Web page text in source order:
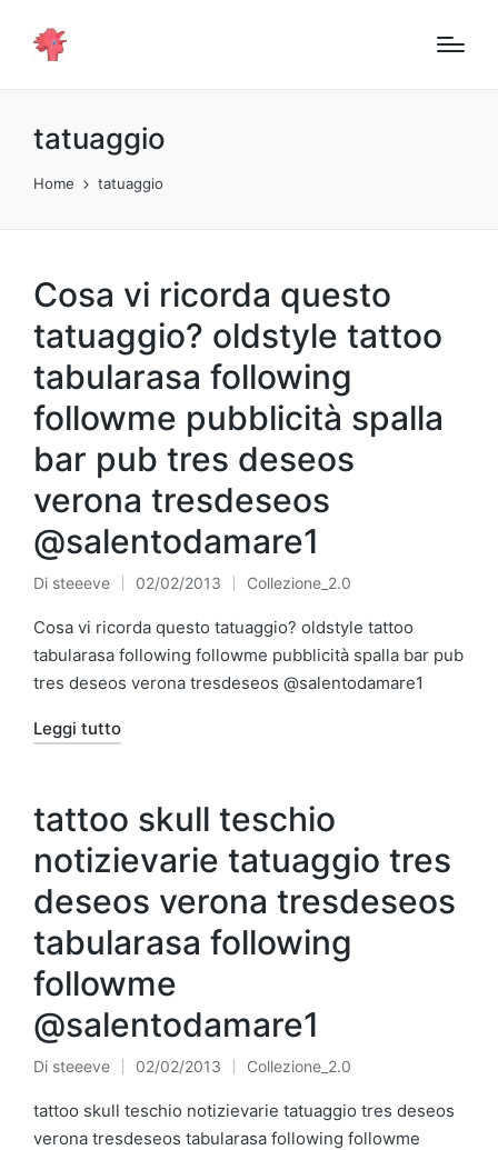
tatuaggio
Home tatuaggio
Cosa vi ricorda questo
tatuaggio? oldstyle tattoo
tabularasa following
followme pubblicità spalla
bar pub tres deseos
verona tresdeseos
@salentodamare1
Pubblicato
da
Di steeeve 02/02/2013
Pubblicato
in
Collezione_2.0
Cosa vi ricorda questo tatuaggio? oldstyle tattoo
tabularasa following followme pubblicità spalla bar pub
tres deseos verona tresdeseos @salentodamare1
Leggi tutto
tattoo skull teschio
notizievarie tatuaggio tres
deseos verona tresdeseos
tabularasa following
followme
@salentodamare1
Pubblicato
da
Di steeeve 02/02/2013
Pubblicato
in
Collezione_2.0
tattoo skull teschio notizievarie tatuaggio tres deseos
verona tresdeseos tabularasa following followme